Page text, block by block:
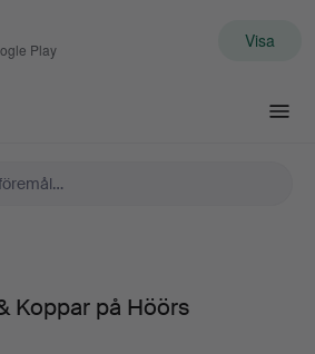
Play Visa
Koppar på Höörs